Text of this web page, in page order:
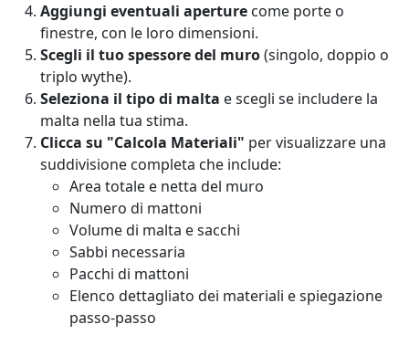
Aggiungi eventuali aperture come porte o
finestre, con le loro dimensioni.
Scegli il tuo spessore del muro(singolo, doppio o
triplo wythe).
Seleziona il tipo di malta e scegli se includere la
malta nella tua stima.
Clicca su "Calcola Materiali" per visualizzare una
suddivisione completa che include:
Area totale e netta del muro
Numero di mattoni
Volume di malta e sacchi
Sabbi necessaria
Pacchi di mattoni
Elenco dettagliato dei materiali e spiegazione
passo-passo